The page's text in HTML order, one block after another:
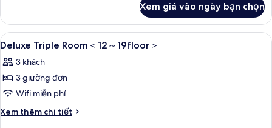
12
～
23floor
＞
Standard
Triple
Room
12
～
＞
Xem giá vào ngày bạn chọn
Xem
tất
cả
ảnh
Deluxe
Triple
1 phòng ngủ, két bảo mật tại phòng,
6
Deluxe Triple Room＜12～19floor＞
3 khách
3 giường đơn
Wifi miễn phí
Xem thêm chi tiết
Chi